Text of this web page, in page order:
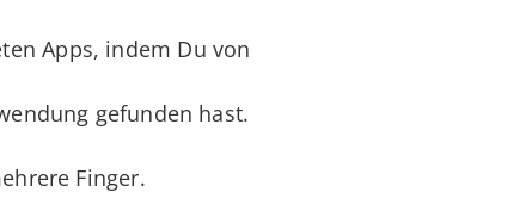
Apps, indem Du von
gefunden hast.
Finger.